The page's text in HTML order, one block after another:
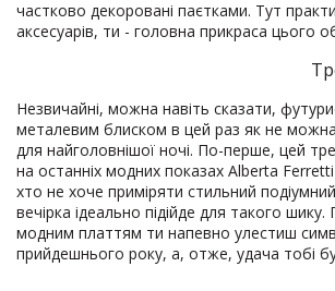
частково декоровані паєтками. Тут
аксесуарів, ти - головна прикраса цього
Незвичайні, можна навіть сказати,
металевим блиском в цей раз як не можна
для найголовнішої ночі. По-перше, цей
на останніх модних показах Alberta
хто не хоче приміряти стильний
вечірка ідеально підійде для такого
модним платтям ти напевно улестиш
прийдешнього року, а, отже, удача тобі